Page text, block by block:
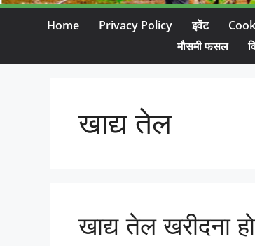
Home Privacy Policy इवेंट
मौसमी फसल
खाद्य तेल
खाद्य तेल खरीदना